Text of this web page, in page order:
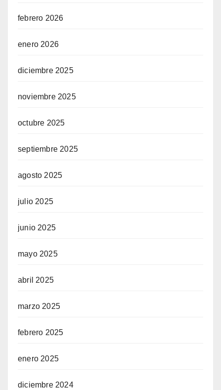
febrero 2026
enero 2026
diciembre 2025
noviembre 2025
octubre 2025
septiembre 2025
agosto 2025
julio 2025
junio 2025
mayo 2025
abril 2025
marzo 2025
febrero 2025
enero 2025
diciembre 2024